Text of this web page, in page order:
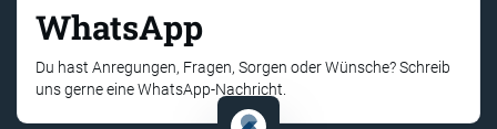
WhatsApp
Du hast Anregungen, Fragen, Sorgen oder Wünsche? Schreib
uns gerne eine WhatsApp-Nachricht.